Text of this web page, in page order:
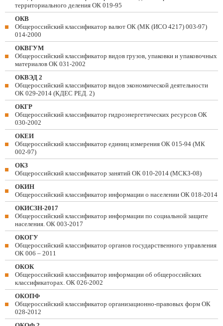
территориального деления ОК 019-95
ОКВ
Общероссийский классификатор валют ОК (МК (ИСО 4217) 003-97)
014-2000
ОКВГУМ
Общероссийский классификатор видов грузов, упаковки и упаковочных
материалов ОК 031-2002
ОКВЭД 2
Общероссийский классификатор видов экономической деятельности
ОК 029-2014 (КДЕС РЕД. 2)
ОКГР
Общероссийский классификатор гидроэнергетических ресурсов ОК
030-2002
ОКЕИ
Общероссийский классификатор единиц измерения ОК 015-94 (МК
002-97)
ОКЗ
Общероссийский классификатор занятий ОК 010-2014 (МСКЗ-08)
ОКИН
Общероссийский классификатор информации о населении ОК 018-2014
ОКИСЗН-2017
Общероссийский классификатор информации по социальной защите
населения. ОК 003-2017
ОКОГУ
Общероссийский классификатор органов государственного управления
ОК 006 – 2011
ОКОК
Общероссийский классификатор информации об общероссийских
классификаторах. ОК 026-2002
ОКОПФ
Общероссийский классификатор организационно-правовых форм ОК
028-2012